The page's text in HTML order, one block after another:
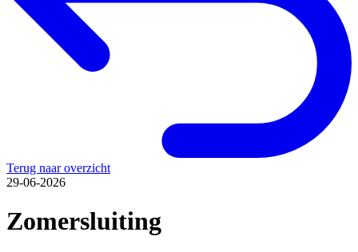
Terug naar overzicht
29-06-2026
Zomersluiting